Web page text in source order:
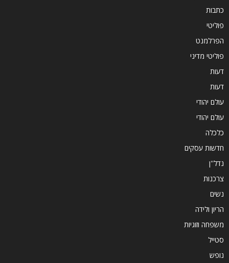
כתבות
פוליטי
הפרלמנט
פוליטי מדיני
דעות
דעות
עולם יהודי
עולם יהודי
כלכלה
חדשות עסקים
נדל''ן
צרכנות
נשים
הריון ולידה
משפחה וזוגיות
סטייל
נופש